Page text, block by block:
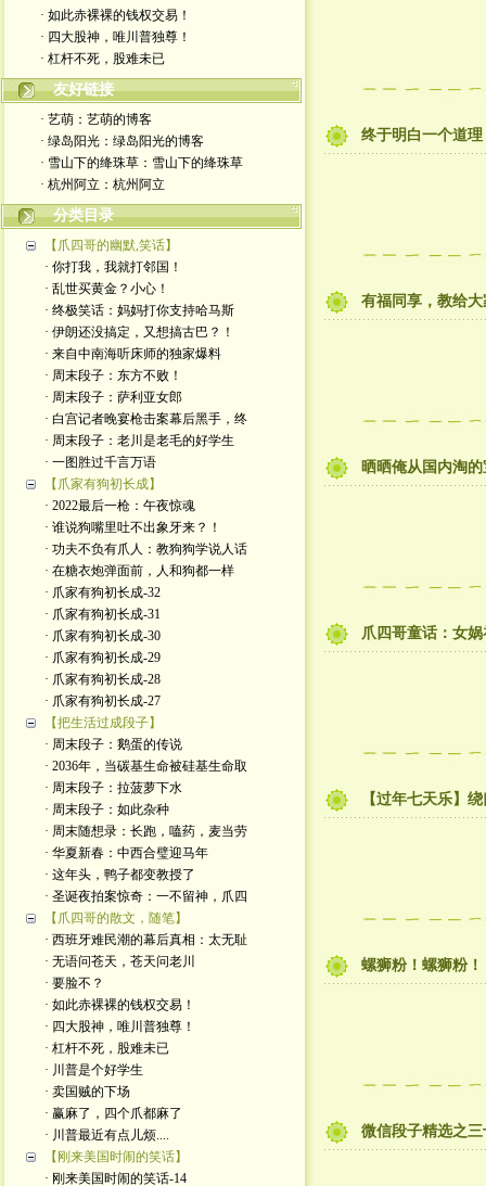
· 如此赤裸裸的钱权交易！
· 四大股神，唯川普独尊！
· 杠杆不死，股难未已
友好链接
· 艺萌：艺萌的博客
· 绿岛阳光：绿岛阳光的博客
· 雪山下的绛珠草：雪山下的绛珠草
· 杭州阿立：杭州阿立
分类目录
【爪四哥的幽默,笑话】
· 你打我，我就打邻国！
· 乱世买黄金？小心！
· 终极笑话：妈妈打你支持哈马斯
· 伊朗还没搞定，又想搞古巴？！
· 来自中南海听床师的独家爆料
· 周末段子：东方不败！
· 周末段子：萨利亚女郎
· 白宫记者晚宴枪击案幕后黑手，终
· 周末段子：老川是老毛的好学生
· 一图胜过千言万语
【爪家有狗初长成】
· 2022最后一枪：午夜惊魂
· 谁说狗嘴里吐不出象牙来？！
· 功夫不负有爪人：教狗狗学说人话
· 在糖衣炮弹面前，人和狗都一样
· 爪家有狗初长成-32
· 爪家有狗初长成-31
· 爪家有狗初长成-30
· 爪家有狗初长成-29
· 爪家有狗初长成-28
· 爪家有狗初长成-27
【把生活过成段子】
· 周末段子：鹅蛋的传说
· 2036年，当碳基生命被硅基生命取
· 周末段子：拉菠萝下水
· 周末段子：如此杂种
· 周末随想录：长跑，嗑药，麦当劳
· 华夏新春：中西合璧迎马年
· 这年头，鸭子都变教授了
· 圣诞夜拍案惊奇：一不留神，爪四
【爪四哥的散文，随笔】
· 西班牙难民潮的幕后真相：太无耻
· 无语问苍天，苍天问老川
· 要脸不？
· 如此赤裸裸的钱权交易！
· 四大股神，唯川普独尊！
· 杠杆不死，股难未已
· 川普是个好学生
· 卖国贼的下场
· 赢麻了，四个爪都麻了
· 川普最近有点儿烦....
【刚来美国时闹的笑话】
· 刚来美国时闹的笑话-14
终于明白一个道
有福同享，教给
晒晒俺从国内淘的
爪四哥童话：女
【过年七天乐】
螺狮粉！螺狮粉！
微信段子精选之